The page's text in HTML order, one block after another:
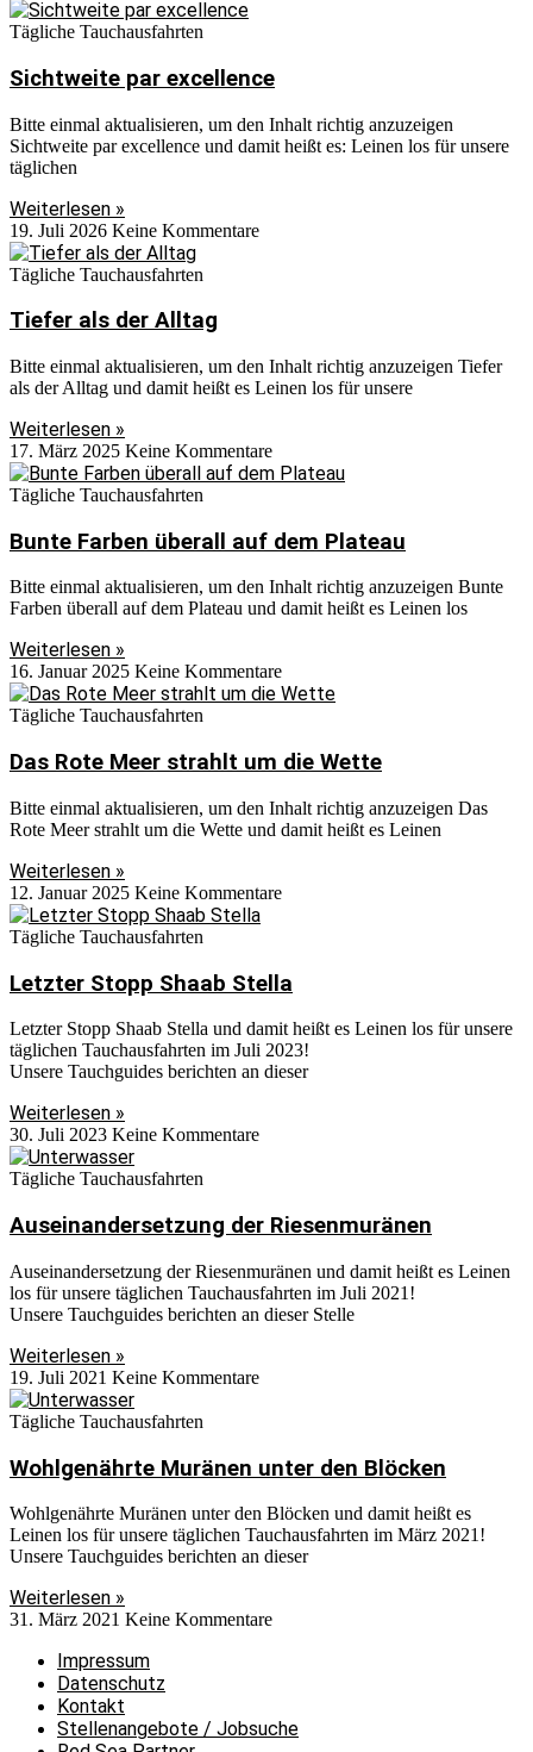
Tägliche Tauchausfahrten
Sichtweite par excellence
Bitte einmal aktualisieren, um den Inhalt richtig anzuzeigen
Sichtweite par excellence und damit heißt es: Leinen los für unsere
täglichen
Weiterlesen »
19. Juli 2026 Keine Kommentare
Tägliche Tauchausfahrten
Tiefer als der Alltag
Bitte einmal aktualisieren, um den Inhalt richtig anzuzeigen Tiefer
als der Alltag und damit heißt es Leinen los für unsere
Weiterlesen »
17. März 2025 Keine Kommentare
Tägliche Tauchausfahrten
Bunte Farben überall auf dem Plateau
Bitte einmal aktualisieren, um den Inhalt richtig anzuzeigen Bunte
Farben überall auf dem Plateau und damit heißt es Leinen los
Weiterlesen »
16. Januar 2025 Keine Kommentare
Tägliche Tauchausfahrten
Das Rote Meer strahlt um die Wette
Bitte einmal aktualisieren, um den Inhalt richtig anzuzeigen Das
Rote Meer strahlt um die Wette und damit heißt es Leinen
Weiterlesen »
12. Januar 2025 Keine Kommentare
Tägliche Tauchausfahrten
Letzter Stopp Shaab Stella
Letzter Stopp Shaab Stella und damit heißt es Leinen los für unsere
täglichen Tauchausfahrten im Juli 2023!
Unsere Tauchguides berichten an dieser
Weiterlesen »
30. Juli 2023 Keine Kommentare
Tägliche Tauchausfahrten
Auseinandersetzung der Riesenmuränen
Auseinandersetzung der Riesenmuränen und damit heißt es Leinen
los für unsere täglichen Tauchausfahrten im Juli 2021!
Unsere Tauchguides berichten an dieser Stelle
Weiterlesen »
19. Juli 2021 Keine Kommentare
Tägliche Tauchausfahrten
Wohlgenährte Muränen unter den Blöcken
Wohlgenährte Muränen unter den Blöcken und damit heißt es
Leinen los für unsere täglichen Tauchausfahrten im März 2021!
Unsere Tauchguides berichten an dieser
Weiterlesen »
31. März 2021 Keine Kommentare
Impressum
Datenschutz
Kontakt
Stellenangebote / Jobsuche